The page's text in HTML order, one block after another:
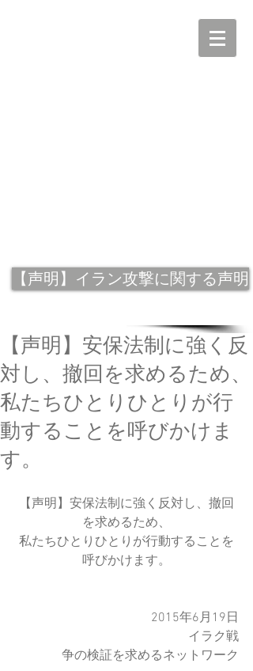
【声明】イラン攻撃に関する声明
【声明】安保法制に強く反
対し、撤回を求めるため、
私たちひとりひとりが行
動することを呼びかけま
す。
【声明】安保法制に強く反対し、撤回
を求めるため、
私たちひとりひとりが行動することを
呼びかけます。
2015年6月19日
イラク戦
争の検証を求めるネットワーク